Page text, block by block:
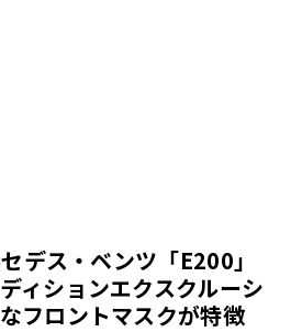
デス・ベンツ「E200」
ィションエクスクルーシ
フロントマスクが特徴